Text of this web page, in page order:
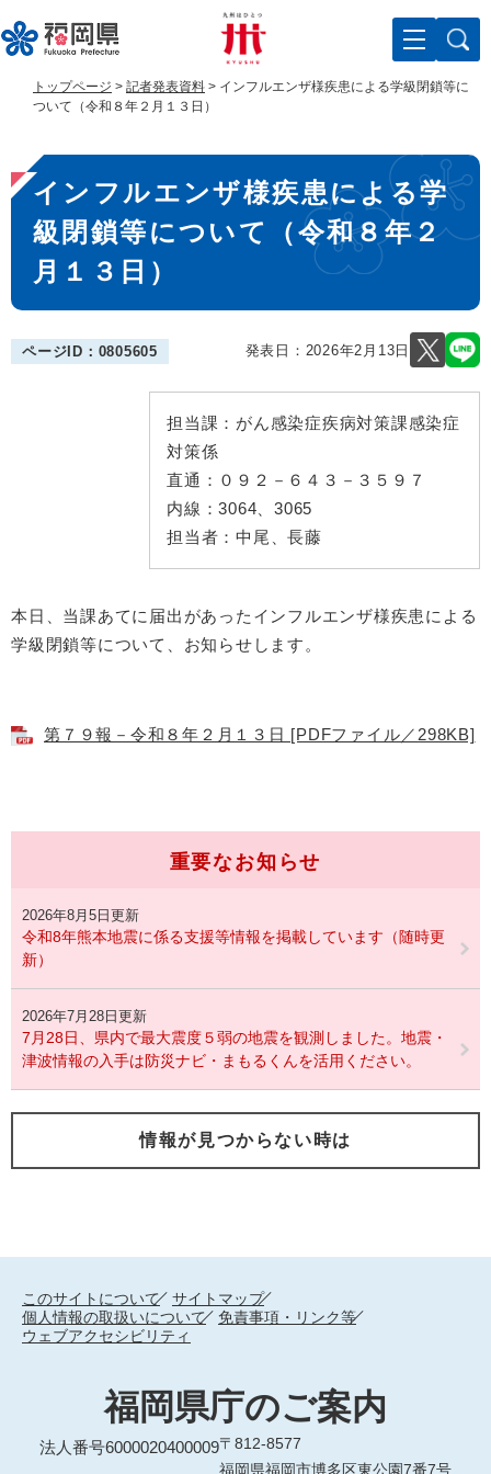
ー
ジ
す
。
ニ
ュ
し
て
トップページ > 記者発表資料 > インフルエンザ様疾患による学級閉鎖等に
ついて（令和８年２月１３日）
本
文
インフルエンザ様疾患による学
級閉鎖等について（令和８年２
月１３日）
ページID：0805605 発表日： 2026年2月13日
担当課： がん感染症疾病対策課感染症
対策係
直通： ０９２－６４３－３５９７
内線：3064、3065
担当者： 中尾、長藤
本日、当課あてに届出があったインフルエンザ様疾患による
学級閉鎖等について、お知らせします。
第７９報－令和８年２月１３日 [PDFファイル／298KB]
重要なお知らせ
2026年8月5日更新
令和8年熊本地震に係る支援等情報を掲載しています（随時更
新）
2026年7月28日更新
7月28日、県内で最大震度５弱の地震を観測しました。地震・
津波情報の入手は防災ナビ・まもるくんを活用ください。
情報が見つからない時は
このサイトについて
サイトマップ
個人情報の取扱いについて
免責事項・リンク等
ウェブアクセシビリティ
福岡県庁のご案内
法人番号6000020400009〒812-8577
福岡県福岡市博多区東公園7番7号